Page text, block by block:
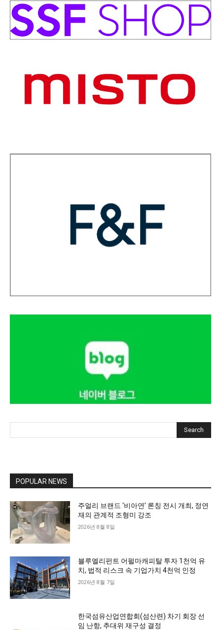
Search
POPULAR NEWS
주얼리 브랜드 ‘비아연’ 론칭 전시 개최, 정연
재의 관계적 조형미 강조
2026년 8월 8일
블루엘리펀트 어펄마캐피탈 투자 1천억 유
치, 법적 리스크 속 기업가치 4천억 인정
2026년 8월 7일
한국섬유산업연합회(섬산련) 차기 회장 선
임 난항, 추대위 재구성 결정